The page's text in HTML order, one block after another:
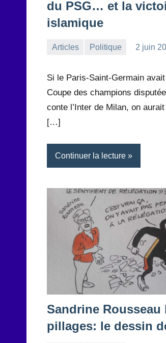
du PSG… et la
islamique
Articles Politique
2 juin
Si le Paris-Saint-Germain
Coupe des champions
conte l’Inter de Milan, on
[…]
Continuer la lecture
Sandrine Rousseau
pillages: le dessin